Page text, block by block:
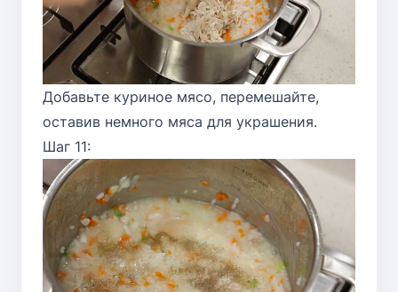
Добавьте куриное мясо, перемешайте,
оставив немного мяса для украшения.
Шаг 11: